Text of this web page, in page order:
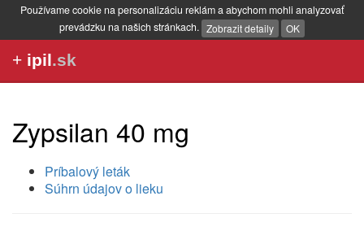
Používame cookie na personalizáciu reklám a abychom mohli analyzovať
prevádzku na našich stránkach. Zobrazit detaily OK
+ ipil.sk
Zypsilan 40 mg
Príbalový leták
Súhrn údajov o lieku